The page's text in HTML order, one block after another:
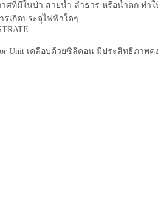
ศที่มีในป่า สายน้ำ ลำธาร หรือน้ำตก ทำ
เกิดประจุไฟฟ้าใดๆ
Unit เคลือบด้วยซิลิคอน มีประสิทธิภา